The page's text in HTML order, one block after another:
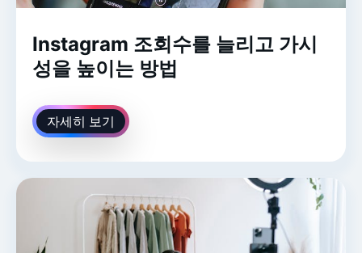
Instagram 조회수를 늘리고 가시
성을 높이는 방법
자세히 보기